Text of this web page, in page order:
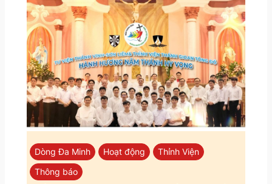
Dòng Đa Minh Hoạt động
Thỉnh Viện
Thông báo